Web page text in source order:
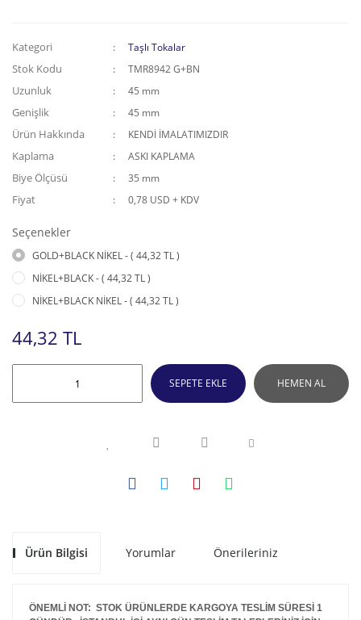
Kategori Taşlı Tokalar
Stok Kodu TMR8942 G+BN
Uzunluk 45 mm
Genişlik 45 mm
Ürün Hakkında KENDİ İMALATIMIZDIR
Kaplama ASKI KAPLAMA
Biye Ölçüsü 35 mm
Fiyat 0,78 USD + KDV
Seçenekler
GOLD+BLACK NİKEL - ( 44,32 TL )
NİKEL+BLACK - ( 44,32 TL )
NİKEL+BLACK NİKEL - ( 44,32 TL )
44,32 TL
SEPETE EKLE HEMEN AL
Ürün Bilgisi Yorumlar Önerileriniz
ÖNEMLİ NOT: STOK ÜRÜNLERDE KARGOYA TESLİM SÜRESİ 1